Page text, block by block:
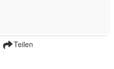
Teilen